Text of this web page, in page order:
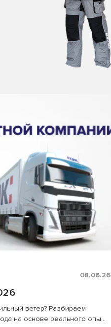
08.06.26
ветер? Разбираем
на основе реального опы...